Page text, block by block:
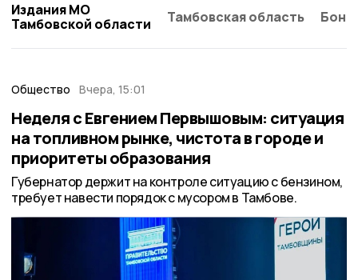
Издания МО
Тамбовской области
Тамбовская область
Общество Вчера, 15:01
Неделя с Евгением Первышовым: ситуация
на топливном рынке, чистота в городе и
приоритеты образования
Губернатор держит на контроле ситуацию с бензином,
требует навести порядок с мусором в Тамбове.